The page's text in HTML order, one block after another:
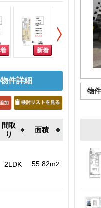
物件詳細
間取
り
面積
2LDK 55.82m2
物